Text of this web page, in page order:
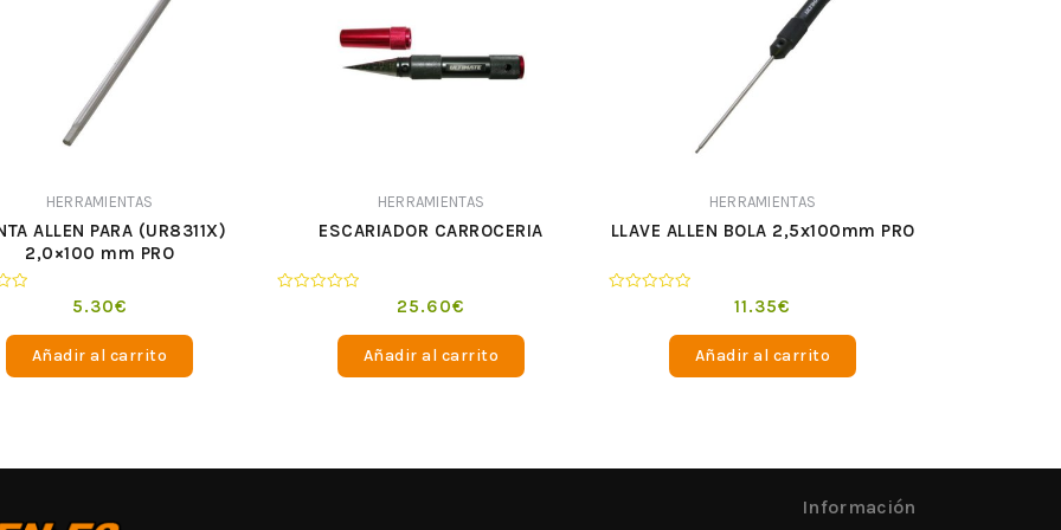
HERRAMIENTAS
ALLEN PARA (UR8311X)
2,0×100 mm PRO
5.30€
Añadir al carrito
HERRAMIENTAS
ESCARIADOR CARROCERIA
25.60€
Añadir al carrito
HERRAMIENTAS
LLAVE ALLEN BOLA 2,5x100mm PRO
11.35€
Añadir al carrito
Información